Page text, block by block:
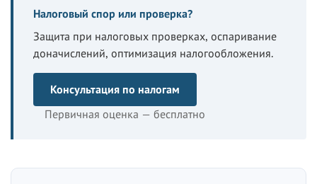
Налоговый спор или проверка?
Защита при налоговых проверках, оспаривание
доначислений, оптимизация налогообложения.
Консультация по налогам
Первичная оценка — бесплатно